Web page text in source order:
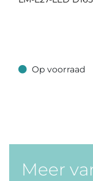
Op voorraad
Op voorraad
Meer